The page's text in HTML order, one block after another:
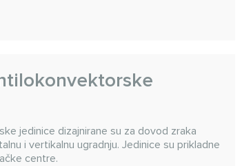
jedinice dizajnirane su za dovod zraka
i vertikalnu ugradnju. Jedinice su prikladne
centre.